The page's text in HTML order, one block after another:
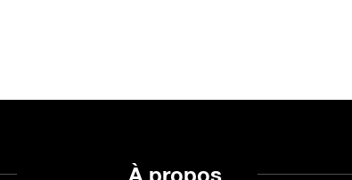
À propos